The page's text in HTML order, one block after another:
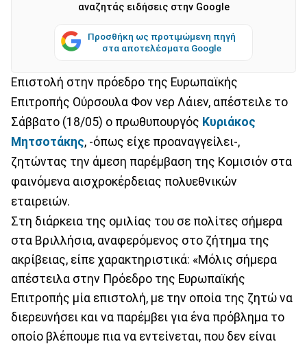
αναζητάς ειδήσεις στην Google
Προσθήκη ως προτιμώμενη πηγή
στα αποτελέσματα Google
Επιστολή στην πρόεδρο της Ευρωπαϊκής
Επιτροπής Ούρσουλα Φον νερ Λάιεν, απέστειλε το
Σάββατο (18/05) ο πρωθυπουργός Κυριάκος
Μητσοτάκης, -όπως είχε προαναγγείλει-,
ζητώντας την άμεση παρέμβαση της Κομισιόν στα
φαινόμενα αισχροκέρδειας πολυεθνικών
εταιρειών.
Στη διάρκεια της ομιλίας του σε πολίτες σήμερα
στα Βριλλήσια, αναφερόμενος στο ζήτημα της
ακρίβειας, είπε χαρακτηριστικά: «Μόλις σήμερα
απέστειλα στην Πρόεδρο της Ευρωπαϊκής
Επιτροπής μία επιστολή, με την οποία της ζητώ να
διερευνήσει και να παρέμβει για ένα πρόβλημα το
οποίο βλέπουμε πια να εντείνεται, που δεν είναι